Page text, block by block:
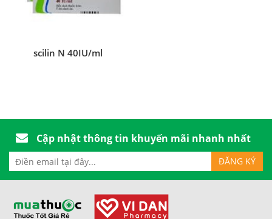
scilin N 40IU/ml
Cập nhật thông tin khuyến mãi nhanh nhất